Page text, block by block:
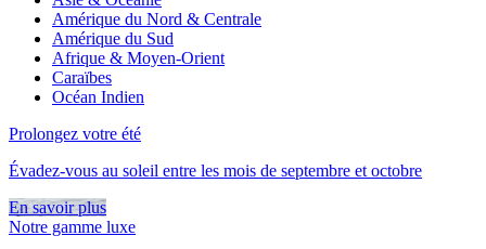
Amérique du Nord & Centrale
Amérique du Sud
Afrique & Moyen-Orient
Caraïbes
Océan Indien
Prolongez votre été
Évadez-vous au soleil entre les mois de septembre et octobre
En savoir plus
Notre gamme luxe